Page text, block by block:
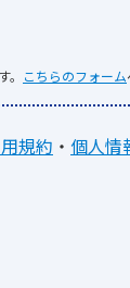
こちらのフォーム
規約 ・ 個人情